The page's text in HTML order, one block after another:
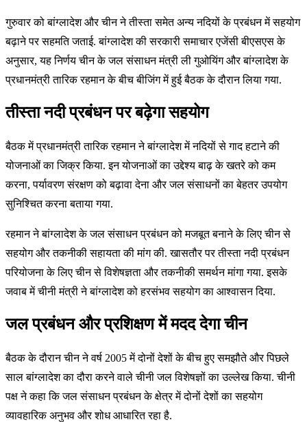
गुरुवार को बांग्लादेश और चीन ने तीस्ता समेत अन्य नदियों के प्रबंधन में सहयोग
बढ़ाने पर सहमति जताई. बांग्लादेश की सरकारी समाचार एजेंसी बीएसएस के
अनुसार, यह निर्णय चीन के जल संसाधन मंत्री ली गुओयिंग और बांग्लादेश के
प्रधानमंत्री तारिक रहमान के बीच बीजिंग में हुई बैठक के दौरान लिया गया.
तीस्ता नदी प्रबंधन पर बढ़ेगा सहयोग
बैठक में प्रधानमंत्री तारिक रहमान ने बांग्लादेश में नदियों से गाद हटाने की
योजनाओं का जिक्र किया. इन योजनाओं का उद्देश्य बाढ़ के खतरे को कम
करना, पर्यावरण संरक्षण को बढ़ावा देना और जल संसाधनों का बेहतर उपयोग
सुनिश्चित करना बताया गया.
रहमान ने बांग्लादेश के जल संसाधन प्रबंधन को मजबूत बनाने के लिए चीन से
सहयोग और तकनीकी सहायता की मांग की. खासतौर पर तीस्ता नदी प्रबंधन
परियोजना के लिए चीन से विशेषज्ञता और तकनीकी समर्थन मांगा गया. इसके
जवाब में चीनी मंत्री ने बांग्लादेश को हरसंभव सहयोग का आश्वासन दिया.
जल प्रबंधन और प्रशिक्षण में मदद देगा चीन
बैठक के दौरान चीन ने वर्ष 2005 में दोनों देशों के बीच हुए समझौते और पिछले
साल बांग्लादेश का दौरा करने वाले चीनी जल विशेषज्ञों का उल्लेख किया. चीनी
पक्ष ने कहा कि जल संसाधन प्रबंधन के क्षेत्र में दोनों देशों का सहयोग
व्यावहारिक अनुभव और शोध आधारित रहा है.